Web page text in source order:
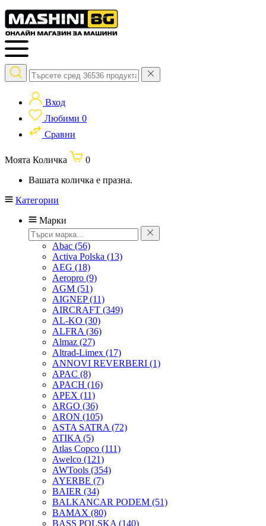
Вход
Любими 0
Сравни
Моята Количка
0
Вашата количка е празна.
Категории
Марки
Abac (56)
Activa Polska (13)
AEG (18)
Aeropro (9)
AGM (51)
AIGNEP(11)
AIRCRAFT (349)
AL-KO (30)
ALFRA (36)
Almaz (27)
Altrad-Limex (17)
ANNOVI REVERBERI (1)
APAC (8)
APACH (16)
APEX (11)
ARGO (36)
ARON (105)
ASTA SATRA (72)
ATIKA (5)
Atlas Copco (111)
Awelco (121)
AWTools (354)
AYERBE (7)
BAIER (34)
BALKANCAR PODEM (51)
BAMAX (80)
BASS POLSKA (140)